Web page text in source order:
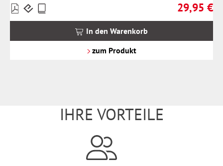
Regulärer
29,95 €
Preise
inkl.
In den Warenkorb
zum Produkt
IHRE VORTEILE